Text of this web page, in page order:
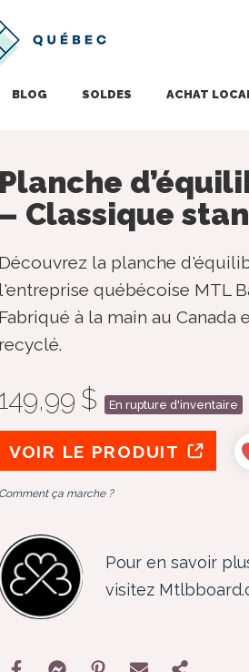
BLOG SOLDES ACHAT
Planche
– Classique
Découvrez la planche
l'entreprise québécoise MTL
Fabriqué à la main au Canada
recyclé.
149,99 $ En rupture d'inventaire
VOIR LE PRODUIT
Comment ça marche ?
Pour en savoir
visitez